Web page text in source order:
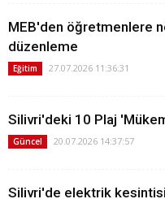
MEB'den öğretmenlere
düzenleme
Eğitim 27.07.2026 11:36:31
Silivri'deki 10 Plaj
Güncel 20.07.2026 14:37:57
Silivri'de elektrik kesintisi